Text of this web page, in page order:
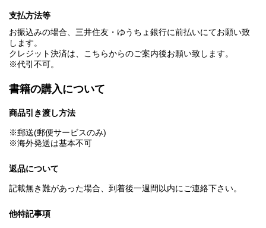
支払方法等
お振込みの場合、三井住友・ゆうちょ銀行に前払いにてお願い致
します。
クレジット決済は、こちらからのご案内後お願い致します。
※代引不可。
書籍の購入について
商品引き渡し方法
※郵送(郵便サービスのみ)
※海外発送は基本不可
返品について
記載無き難があった場合、到着後一週間以内にご連絡下さい。
他特記事項